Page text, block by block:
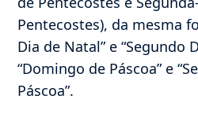
Pentecostes), da mesma
Dia de Natal” e “Segundo
“Domingo de Páscoa” e
Páscoa”.